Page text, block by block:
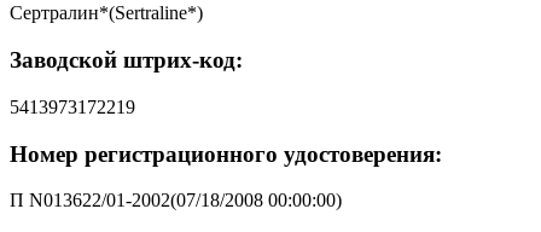
Сертралин*(Sertraline*)
Заводской штрих-код:
5413973172219
Номер регистрационного удостоверения:
П N013622/01-2002(07/18/2008 00:00:00)